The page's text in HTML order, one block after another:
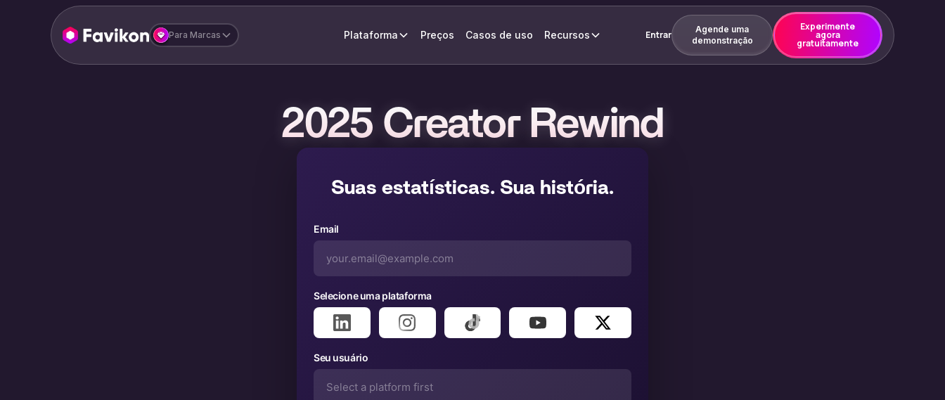
Para Marcas Plataforma Preços Casos de uso Recursos Entrar
Agende uma
demonstração
Experimente
agora
gratuitamente
2025 Creator Rewind
Suas estatísticas. Sua história.
Email
Selecione uma plataforma
Seu usuário